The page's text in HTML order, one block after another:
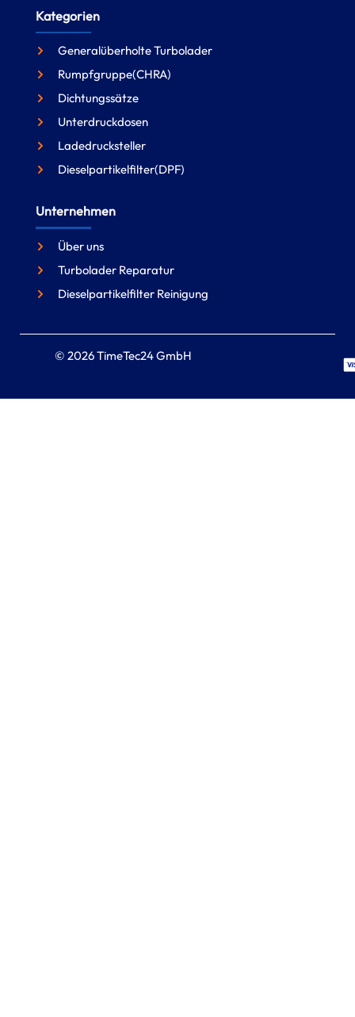
Kategorien
Generalüberholte Turbolader
Rumpfgruppe(CHRA)
Dichtungssätze
Unterdruckdosen
Ladedrucksteller
Dieselpartikelfilter(DPF)
Unternehmen
Über uns
Turbolader Reparatur
Dieselpartikelfilter Reinigung
© 2026 TimeTec24 GmbH